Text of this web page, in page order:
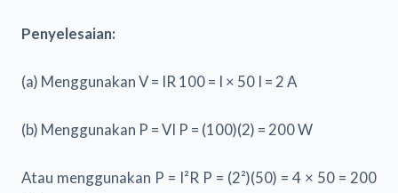
Penyelesaian:
(a) Menggunakan V = IR 100 = I × 50 I = 2 A
(b) Menggunakan P = VI P = (100)(2) = 200 W
Atau menggunakan P = I²R P = (2²)(50) = 4 × 50 = 200